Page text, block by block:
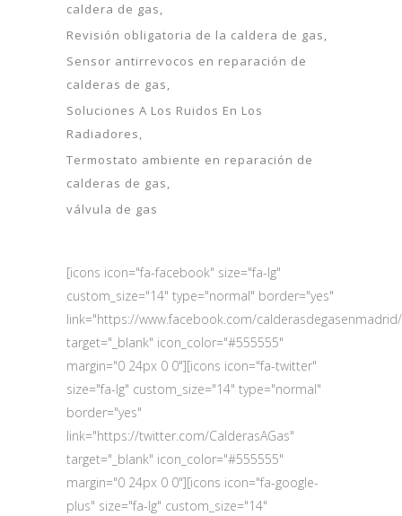
caldera de gas
Revisión obligatoria de la caldera de gas
Sensor antirrevocos en reparación de
calderas de gas
Soluciones A Los Ruidos En Los
Radiadores
Termostato ambiente en reparación de
calderas de gas
válvula de gas
[icons icon="fa-facebook" size="fa-lg"
custom_size="14" type="normal" border="yes"
link="https://www.facebook.com/
target="_blank" icon_color="#555555"
margin="0 24px 0 0"][icons icon="fa-twitter"
size="fa-lg" custom_size="14" type="normal"
border="yes"
link="https://twitter.com/CalderasAGas"
target="_blank" icon_color="#555555"
margin="0 24px 0 0"][icons icon="fa-google-
plus" size="fa-lg" custom_size="14"